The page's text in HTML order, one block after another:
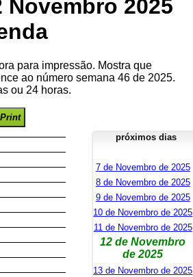
Novembro 2025
para impressão. Mostra que
ao número semana 46 de 2025.
ou 24 horas.
próximos dias
7 de Novembro de 2025
8 de Novembro de 2025
9 de Novembro de 2025
10 de Novembro de 2025
11 de Novembro de 2025
12 de Novembro
de 2025
13 de Novembro de 2025